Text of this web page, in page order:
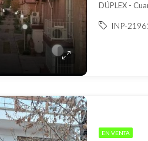
DÚPLEX -
INP-
EN VENTA